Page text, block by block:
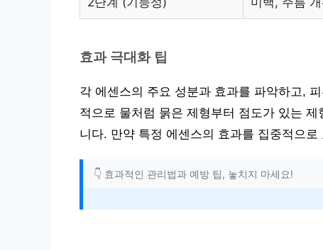
효과 극대화 팁
각 에센스의 주요 성분과 효과를 파악하고,
적으로 물처럼 묽은 제형부터 점도가 있는
니다. 만약 특정 에센스의 효과를 집중적으
👇 효과적인 관리법과 예방 팁, 놓치지 마세요!